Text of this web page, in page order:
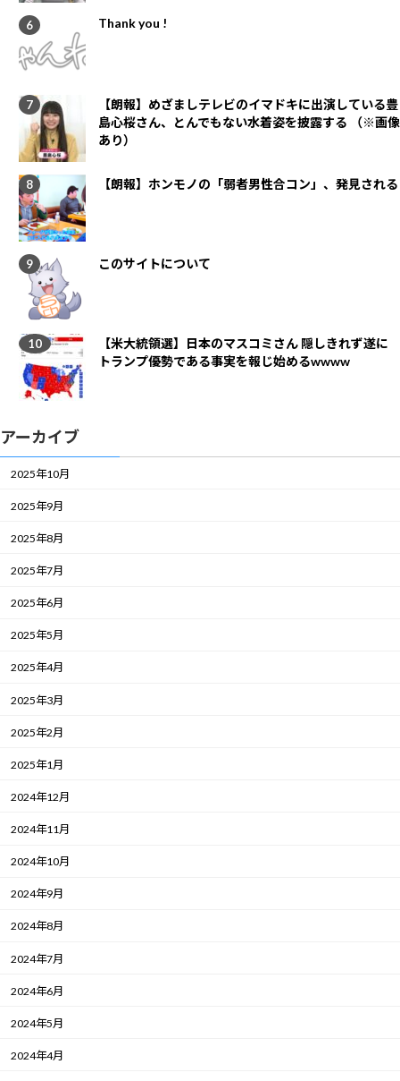
Thank you !
【朗報】めざましテレビのイマドキに出演している豊
島心桜さん、とんでもない水着姿を披露する （※画像
あり）
【朗報】ホンモノの「弱者男性合コン」、発見される
このサイトについて
【米大統領選】日本のマスコミさん 隠しきれず遂に
トランプ優勢である事実を報じ始めるwwww
アーカイブ
2025年10月
2025年9月
2025年8月
2025年7月
2025年6月
2025年5月
2025年4月
2025年3月
2025年2月
2025年1月
2024年12月
2024年11月
2024年10月
2024年9月
2024年8月
2024年7月
2024年6月
2024年5月
2024年4月